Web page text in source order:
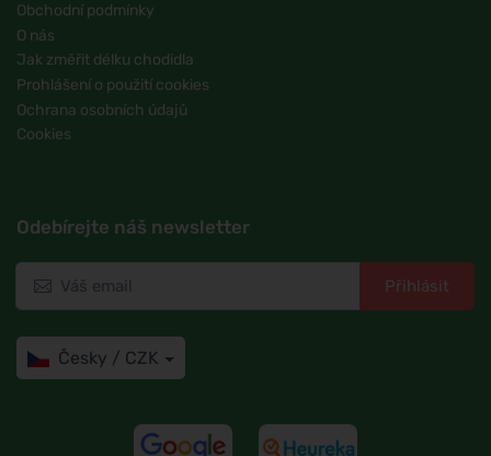
Obchodní podmínky
O nás
Jak změřit délku chodidla
Prohlášení o použití cookies
Ochrana osobních údajů
Cookies
Odebírejte náš newsletter
Přihlásit
Česky / CZK